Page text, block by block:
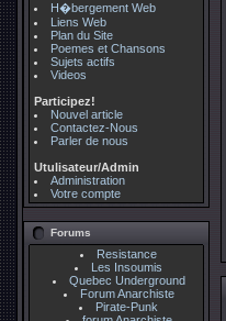
H�bergement Web
Liens Web
Plan du Site
Poemes et Chansons
Sujets actifs
Videos
Participez!
Nouvel article
Contactez-Nous
Parler de nous
Utulisateur/Admin
Administration
Votre compte
Forums
Resistance
Les Insoumis
Quebec Underground
Forum Anarchiste
Pirate-Punk